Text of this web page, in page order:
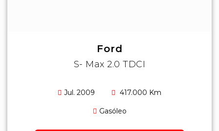
Ford
S- Max 2.0 TDCI
Jul. 2009 417.000 Km
Gasóleo